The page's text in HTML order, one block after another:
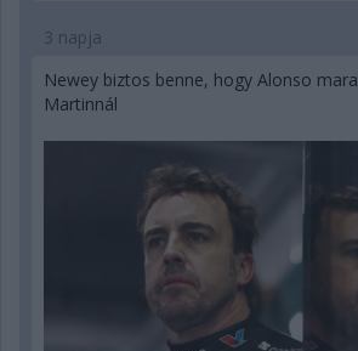
3 napja
Newey biztos benne, hogy Alonso
Martinnál